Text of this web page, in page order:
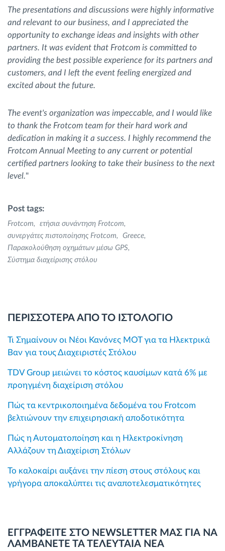
The presentations and discussions were highly informative
and relevant to our business, and I appreciated the
opportunity to exchange ideas and insights with other
partners. It was evident that Frotcom is committed to
providing the best possible experience for its partners and
customers, and I left the event feeling energized and
excited about the future.
The event's organization was impeccable, and I would like
to thank the Frotcom team for their hard work and
dedication in making it a success. I highly recommend the
Frotcom Annual Meeting to any current or potential
certified partners looking to take their business to the next
level."
Post tags:
Frotcom
ετήσια συνάντηση Frotcom
συνεργάτες πιστοποίησης Frotcom
Greece
Παρακολούθηση οχημάτων μέσω GPS
Σύστημα διαχείρισης στόλου
ΠΕΡΙΣΣΟΤΕΡΑ ΑΠΟ ΤΟ ΙΣΤΟΛΟΓΙΟ
Τι Σημαίνουν οι Νέοι Κανόνες MOT για τα Ηλεκτρικά
Βαν για τους Διαχειριστές Στόλου
TDV Group μειώνει το κόστος καυσίμων κατά 6% με
προηγμένη διαχείριση στόλου
Πώς τα κεντρικοποιημένα δεδομένα του Frotcom
βελτιώνουν την επιχειρησιακή αποδοτικότητα
Πώς η Αυτοματοποίηση και η Ηλεκτροκίνηση
Αλλάζουν τη Διαχείριση Στόλων
Το καλοκαίρι αυξάνει την πίεση στους στόλους και
γρήγορα αποκαλύπτει τις αναποτελεσματικότητες
ΕΓΓΡΑΦΕΙΤΕ ΣΤΟ NEWSLETTER ΜΑΣ ΓΙΑ ΝΑ
ΛΑΜΒΑΝΕΤΕ ΤΑ ΤΕΛΕΥΤΑΙΑ ΝΕΑ